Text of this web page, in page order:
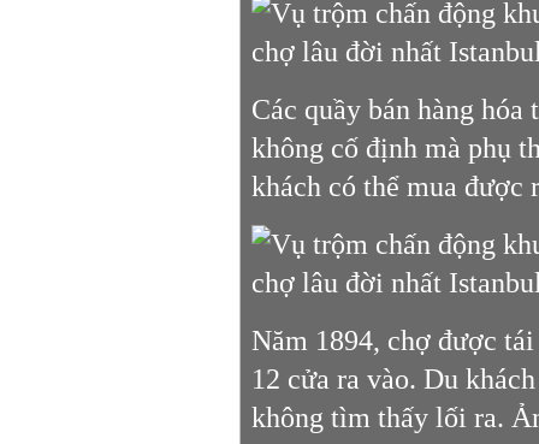
Các quầy bán hàng
không cố định mà phụ
khách có thể mua
Năm 1894, chợ được
12 cửa ra vào. Du
không tìm thấy lối ra.